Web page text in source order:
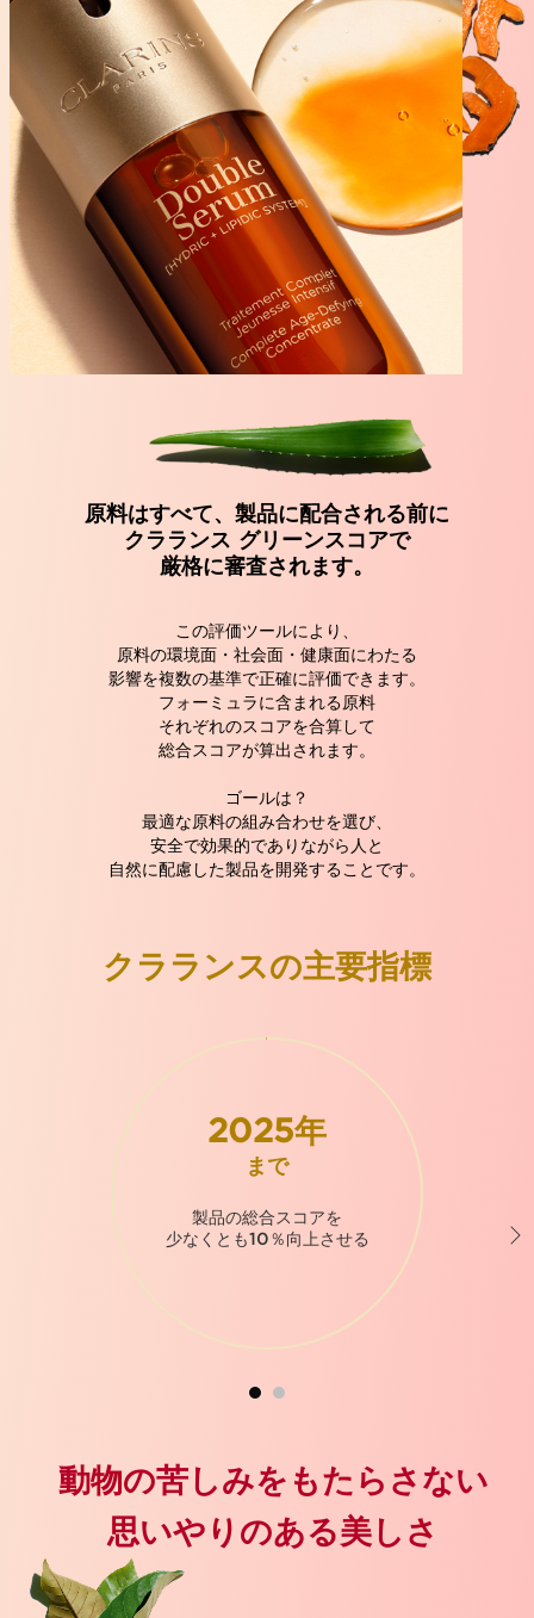
原料はすべて、製品に配合される前に
クラランス グリーンスコアで
厳格に審査されます。
この評価ツールにより、
原料の環境面・社会面・健康面にわたる
影響を複数の基準で正確に評価できます。
フォーミュラに含まれる原料
それぞれのスコアを合算して
総合スコアが算出されます。
ゴールは？
最適な原料の組み合わせを選び、
安全で効果的でありながら 人と
自然に配慮した製品を開発することです。
クラランスの主要指標
2025年
まで
製品の総合スコアを
少なくとも10％向上させる
動物の苦しみをもたらさない
思いやりのある美しさ